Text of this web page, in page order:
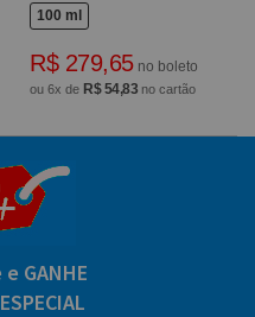
100 ml
R$ 279,65no boleto
ou 6x de R$ 54,83 no cartão
GANHE